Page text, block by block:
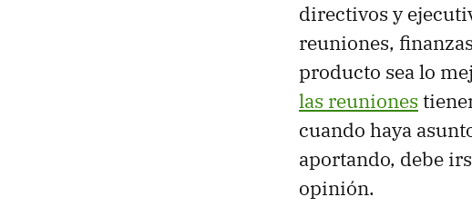
directivos y
reuniones,
producto sea lo
las reuniones
cuando haya
aportando, debe
opinión.